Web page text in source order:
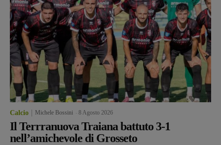
Calcio Michele Bossini 8 Agosto 2026
Il Terrranuova Traiana battuto 3-1
nell’amichevole di Grosseto